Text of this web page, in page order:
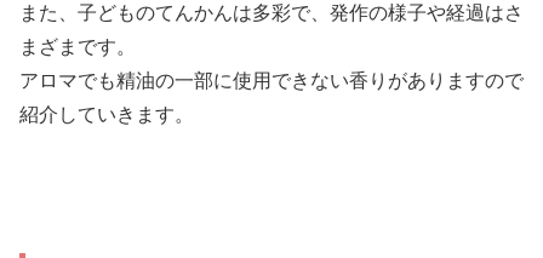
また、子どものてんかんは多彩で、発作の様子や経過はさ
まざまです。
アロマでも精油の一部に使用できない香りがありますので
紹介していきます。